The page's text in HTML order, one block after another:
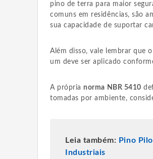
pino de terra para maior
comuns em residências, são
sua capacidade de suportar
Além disso, vale lembrar que
um deve ser aplicado
A próprianorma NBR 5410
tomadas por ambiente,
Leia também: Pino
Industriais